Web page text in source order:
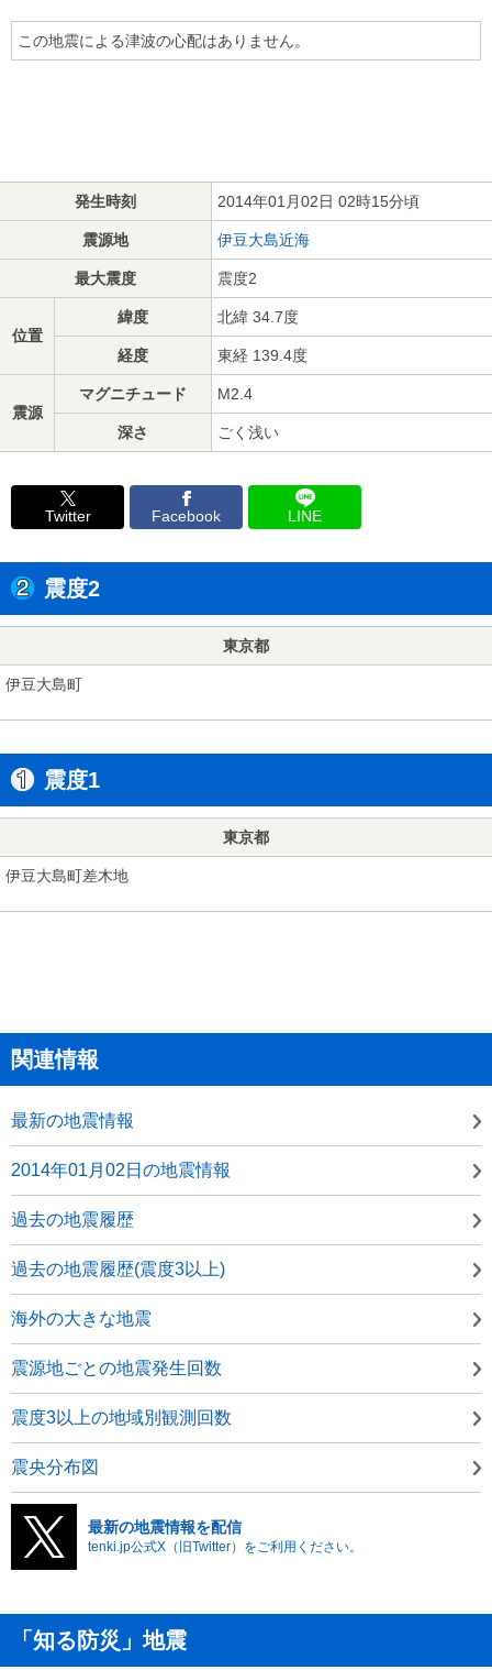
この地震による津波の心配はありません。
発生時刻 2014年01月02日 02時15分頃
震源地 伊豆大島近海
最大震度 震度2
位置
緯度 北緯 34.7度
経度 東経 139.4度
震源
マグニチュード M2.4
深さ ごく浅い
Twitter Facebook LINE
震度2
東京都
伊豆大島町
震度1
東京都
伊豆大島町差木地
関連情報
最新の地震情報
2014年01月02日の地震情報
過去の地震履歴
過去の地震履歴(震度3以上)
海外の大きな地震
震源地ごとの地震発生回数
震度3以上の地域別観測回数
震央分布図
最新の地震情報を配信
tenki.jp公式X（旧Twitter）をご利用ください。
「知る防災」地震